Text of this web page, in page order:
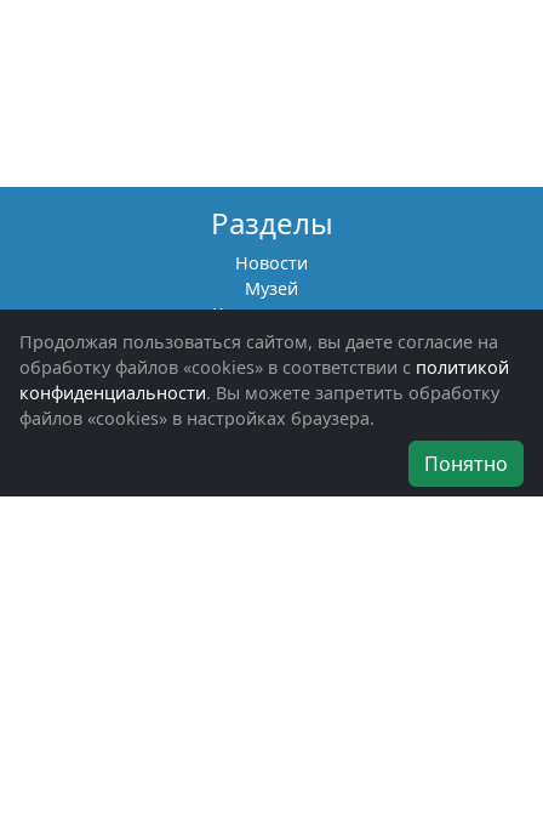
Разделы
Новости
Музей
Книги памяти
Фотоальбомы
Обращения граждан
Помощь участникам СВО и их семьям
Об организации
Наши награды
Продолжая пользоваться сайтом, вы даете согласие на
обработку файлов «cookies» в соответствии с политикой
конфиденциальности. Вы можете запретить обработку
файлов «cookies» в настройках браузера.
Понятно